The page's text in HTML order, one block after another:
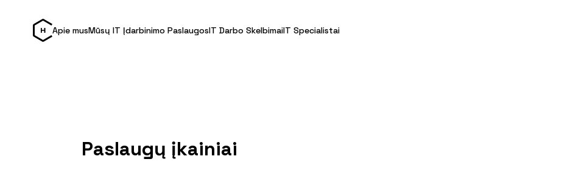
Apie musMūsų IT Įdarbinimo PaslaugosIT Darbo SkelbimaiIT Specialistai
Paslaugų įkainiai